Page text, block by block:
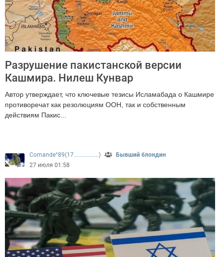
Разрушение пакистанской версии
Кашмира. Нилеш Кунвар
Автор утверждает, что ключевые тезисы Исламабада о Кашмире
противоречат как резолюциям ООН, так и собственным
действиям Пакис...
Comande^89(17.................)
Бывший блондин
27 июля 01:58